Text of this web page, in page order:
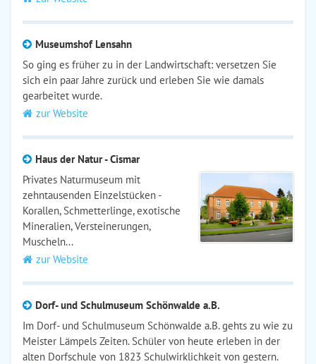
Museumshof Lensahn
So ging es früher zu in der Landwirtschaft: versetzen Sie
sich ein paar Jahre zurück und erleben Sie wie damals
gearbeitet wurde.
zur Website
Haus der Natur - Cismar
Privates Naturmuseum mit
zehntausenden Einzelstücken -
Korallen, Schmetterlinge, exotische
Mineralien, Versteinerungen,
Muscheln...
zur Website
Dorf- und Schulmuseum Schönwalde a.B.
Im Dorf- und Schulmuseum Schönwalde a.B. gehts zu wie zu
Meister Lämpels Zeiten. Schüler von heute erleben in der
alten Dorfschule von 1823 Schulwirklichkeit von gestern.